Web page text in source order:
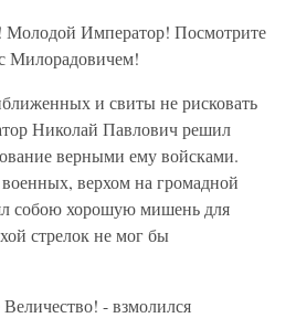
Император! Посмотрите
Милорадовичем!
и свиты не рисковать
Николай Павлович решил
верными ему войсками.
верхом на громадной
собою хорошую мишень для
стрелок не мог бы
- взмолился